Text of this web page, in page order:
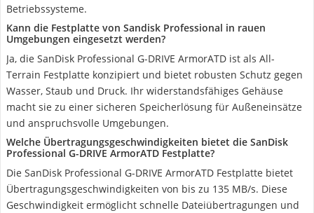
Betriebssysteme.
Kann die Festplatte von Sandisk Professional in rauen
Umgebungen eingesetzt werden?
Ja, die SanDisk Professional G-DRIVE ArmorATD ist als All-
Terrain Festplatte konzipiert und bietet robusten Schutz gegen
Wasser, Staub und Druck. Ihr widerstandsfähiges Gehäuse
macht sie zu einer sicheren Speicherlösung für Außeneinsätze
und anspruchsvolle Umgebungen.
Welche Übertragungsgeschwindigkeiten bietet die SanDisk
Professional G-DRIVE ArmorATD Festplatte?
Die SanDisk Professional G-DRIVE ArmorATD Festplatte bietet
Übertragungsgeschwindigkeiten von bis zu 135 MB/s. Diese
Geschwindigkeit ermöglicht schnelle Dateiübertragungen und